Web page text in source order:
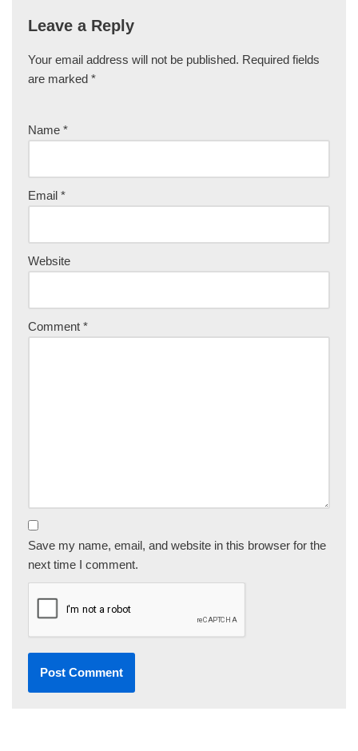
Leave a Reply
Your email address will not be published. Required fields
are marked *
Name *
Email *
Website
Comment *
Save my name, email, and website in this browser for the
next time I comment.